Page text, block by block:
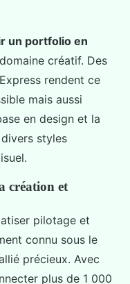
un portfolio en
créatif. Des
rendent ce
mais aussi
en design et la
styles
création et
pilotage et
connu sous le
précieux. Avec
plus de 1 000